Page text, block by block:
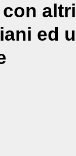
con
ed